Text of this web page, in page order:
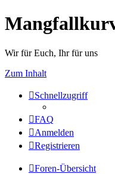
Wir für Euch, Ihr für uns
Zum Inhalt
Schnellzugriff
FAQ
Anmelden
Registrieren
Foren-Übersicht